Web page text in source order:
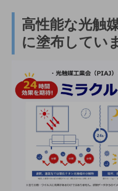
高性能な光触
に塗布してい